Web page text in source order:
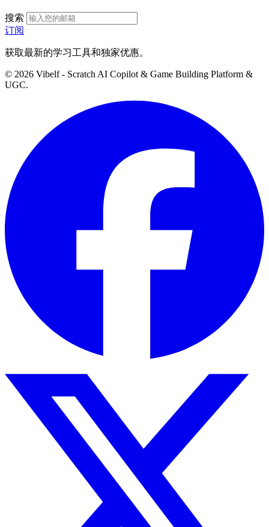
搜索
订阅
获取最新的学习工具和独家优惠。
© 2026 Vibelf - Scratch AI Copilot & Game Building Platform &
UGC.